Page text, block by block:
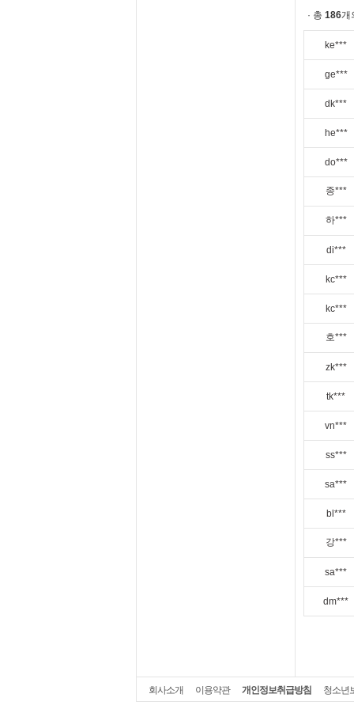
· 총 186개
ke***
ge***
dk***
he***
do***
종***
하***
di***
kc***
kc***
호***
zk***
tk***
vn***
ss***
sa***
bl***
강***
sa***
dm***
회사소개 이용약관 개인정보취급방침 청소년